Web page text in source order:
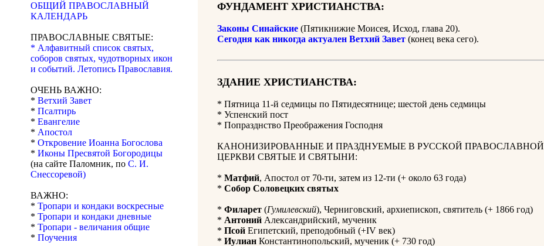
ОБЩИЙ ПРАВОСЛАВНЫЙ
КАЛЕНДАРЬ
ПРАВОСЛАВНЫЕ СВЯТЫЕ:
* Алфавитный список святых,
соборов святых, чудотворных икон
и событий. Летопись Православия.
ОЧЕНЬ ВАЖНО:
* Ветхий Завет
* Псалтирь
* Евангелие
* Апостол
* Откровение Иоанна Богослова
* Иконы Пресвятой Богородицы
(на сайте Паломник, по С. И.
Снессоревой)
ВАЖНО:
* Тропари и кондаки воскресные
* Тропари и кондаки дневные
* Тропари - величания общие
* Поучения
ФУНДАМЕНТ ХРИСТИАНСТВА:
Законы Синайские (Пятикнижие Моисея, Исход, глава 20).
Сегодня как никогда актуален Ветхий Завет (конец века сего).
ЗДАНИЕ ХРИСТИАНСТВА:
* Пятница 11-й седмицы по Пятидесятнице; шестой день седмицы
* Успенский пост
* Попразднство Преображения Господня
КАНОНИЗИРОВАННЫЕ И ПРАЗДНУЕМЫЕ В РУССКОЙ ПРАВОСЛАВНОЙ
ЦЕРКВИ СВЯТЫЕ И СВЯТЫНИ:
* Матфий, Апостол от 70-ти, затем из 12-ти (+ около 63 года)
* Собор Соловецких святых
* Филарет (Гумилевский), Черниговский, архиепископ, святитель (+ 1866 год)
* Антоний Александрийский, мученик
* Псой Египетский, преподобный (+IV век)
* Иулиан Константинопольский, мученик (+ 730 год)